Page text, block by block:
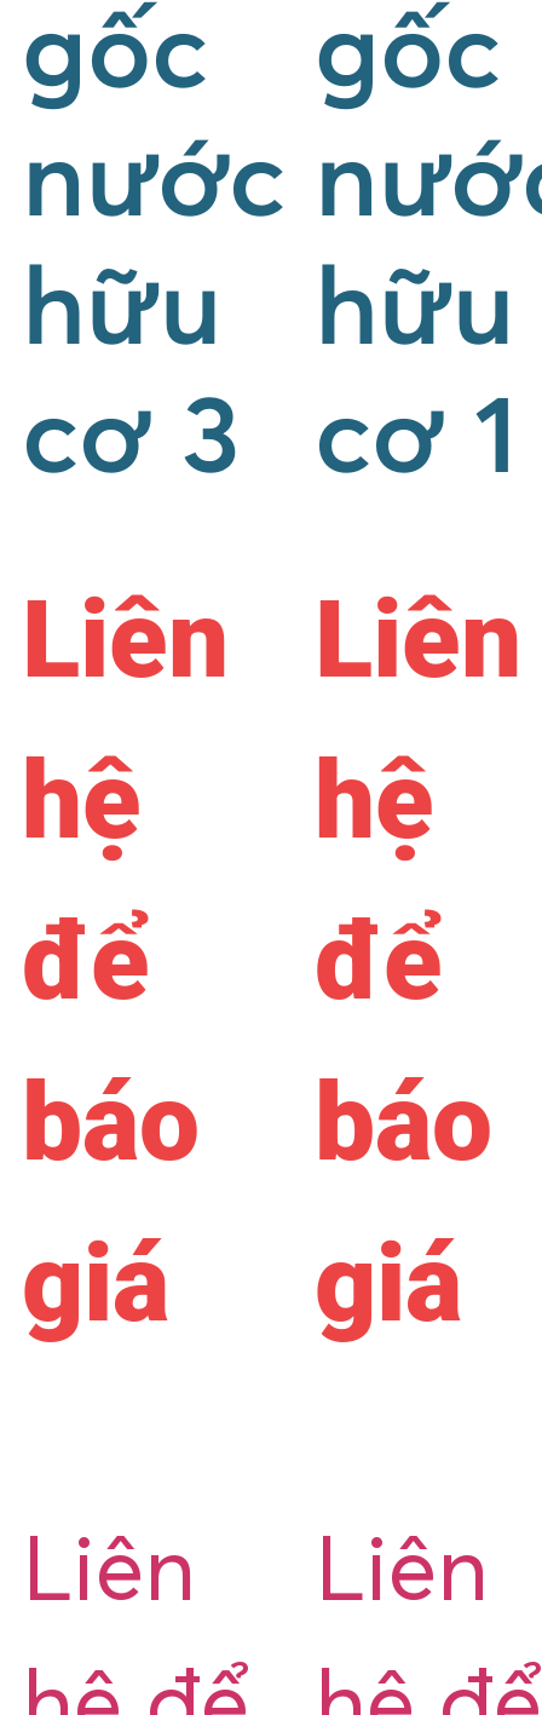
gốc
nước
hữu
cơ 3
Liên
hệ
để
báo
giá
Liên
gốc
hữu
cơ 1
Liên
hệ
để
báo
giá
Liên